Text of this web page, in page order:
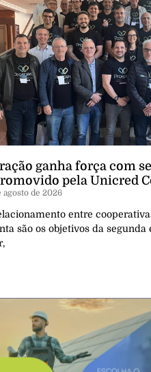
ganha força com
pela Unicred
de 2026
entre
são os objetivos da